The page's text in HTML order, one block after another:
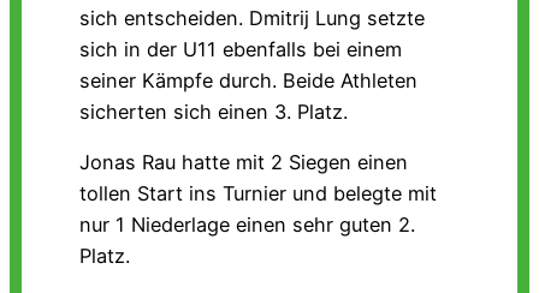
sich entscheiden. Dmitrij Lung setzte
sich in der U11 ebenfalls bei einem
seiner Kämpfe durch. Beide Athleten
sicherten sich einen 3. Platz.
Jonas Rau hatte mit 2 Siegen einen
tollen Start ins Turnier und belegte mit
nur 1 Niederlage einen sehr guten 2.
Platz.